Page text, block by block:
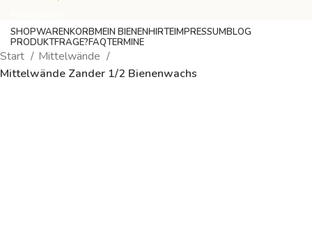
SHOPWARENKORBMEIN BIENENHIRTEIMPRESSUMBLOG
PRODUKTFRAGE?FAQTERMINE
Start
Mittelwände
Mittelwände Zander 1/2 Bienenwachs